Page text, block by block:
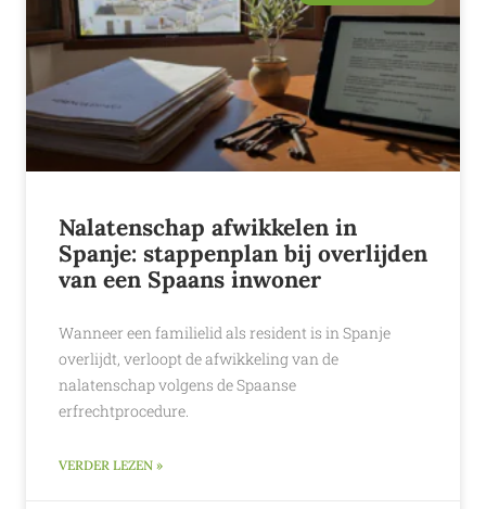
Nalatenschap afwikkelen in
Spanje: stappenplan bij overlijden
van een Spaans inwoner
Wanneer een familielid als resident is in Spanje
overlijdt, verloopt de afwikkeling van de
nalatenschap volgens de Spaanse
erfrechtprocedure.
VERDER LEZEN »